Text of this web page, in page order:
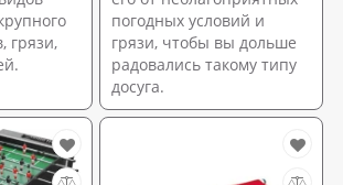
грязи,
погодных условий и
грязи, чтобы вы дольше
радовались такому типу
досуга.